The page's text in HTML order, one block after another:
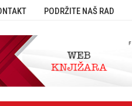
PODRŽITE NAŠ RAD